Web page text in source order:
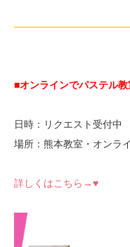
■オンラインでパステル
日時：リクエスト受付中
場所：熊本教室・オンラ
詳しくはこちら→♥